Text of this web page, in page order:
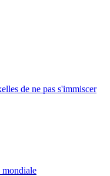
de ne pas s'immiscer
mondiale